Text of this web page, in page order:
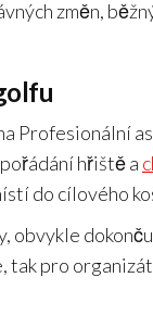
změn,
Profesionální
hřiště a
do cílového
obvykle
pro